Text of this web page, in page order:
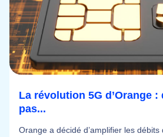
La révolution 5G d’Orange :
pas...
Orange a décidé d’amplifier les